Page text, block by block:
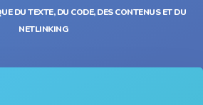
DU TEXTE, DU CODE, DES CONTENUS ET DU
NETLINKING